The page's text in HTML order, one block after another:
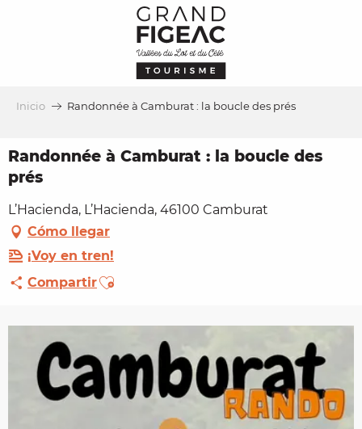
Inicio Randonnée à Camburat : la boucle des prés
Randonnée à Camburat : la boucle des
prés
L’Hacienda, L’Hacienda, 46100 Camburat
Cómo llegar
¡Voy en tren!
CompartirAjouter aux favoris